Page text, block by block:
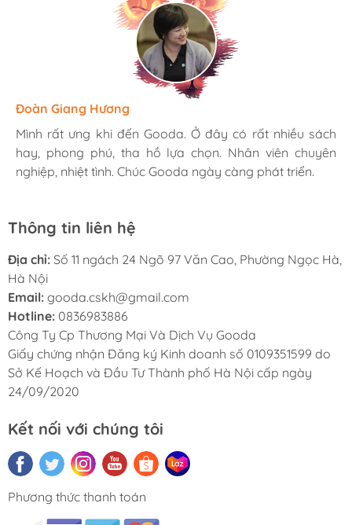
Hương Suri
Mình rất ưng khi đến Gooda. Ở đây có rất nhiều sách
hay, phong phú, tha hồ lựa chọn. Nhân viên chuyên
nghiệp, nhiệt tình. Chúc Gooda ngày càng phát triển.
Đoàn Giang Hương
Mình rất ưng khi đến Gooda. Ở đây có rất nhiều sách
hay, phong phú, tha hồ lựa chọn. Nhân viên chuyên
nghiệp, nhiệt tình. Chúc Gooda ngày càng phát triển.
Ngọc Anh
Mình rất ưng khi đến Gooda. Ở đây có rất nhiều sách
hay, phong phú, tha hồ lựa chọn. Nhân viên chuyên
nghiệp, nhiệt tình. Chúc Gooda ngày càng phát triển.
Thông tin liên hệ
Địa chỉ: Số 11 ngách 24 Ngõ 97 Văn Cao, Phường Ngọc Hà,
Hà Nội
Email: gooda.cskh@gmail.com
Hotline: 0836983886
Công Ty Cp Thương Mại Và Dịch Vụ Gooda
Giấy chứng nhận Đăng ký Kinh doanh số 0109351599 do
Sở Kế Hoạch và Đầu Tư Thành phố Hà Nội cấp ngày
24/09/2020
Kết nối với chúng tôi
Phương thức thanh toán